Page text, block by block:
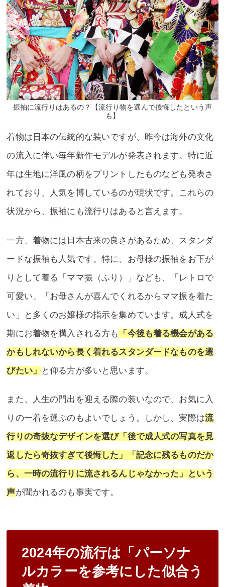
振袖に流行りはあるの？【流行り物を選んで後悔したという声
も】
着物は日本の伝統的な装いですが、昨今は海外の文化
の流入に伴い毎年新作モデルが発表されます。特に近
年は生地に洋風の柄をプリントしたものなども発表さ
れており、人気を博しているのが現状です。これらの
状況から、振袖にも流行りはあると言えます。
一方、着物には日本古来の良さがあるため、スタンダ
ードな振袖も人気です。特に、お母様の振袖をお下が
りとして着る「ママ振（ふり）」なども、「レトロで
可愛い」「お母さんが喜んでくれるからママ振を着た
い」と多くのお嬢様の指示を集めています。成人式を
期にお着物を購入される方も
「今後も着る機会がある
かもしれないから長く着れるスタンダードなものを選
びたい」
と仰る方が多いと思います。
また、人生の門出を迎える際の装いなので、お気に入
りの一着を選ぶのもよいでしょう。しかし、実際は流
行りの奇抜なデザインを選び「後で成人式の写真を見
返したら奇抜すぎて後悔した」「記念に残るものだか
ら、一時の流行りに流されるんじゃなかった」という
声が聞かれるのも事実です。
2024年の流行は「パーソナ
ルカラーを参考にした似合う